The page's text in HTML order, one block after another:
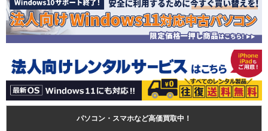
パソコン・スマホなど高価買取中！